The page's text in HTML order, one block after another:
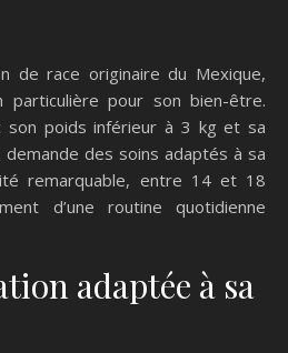
de race originaire du Mexique,
particulière pour son bien-être.
son poids inférieur à 3 kg et sa
des soins adaptés à sa
remarquable, entre 14 et 18
d’une routine quotidienne
adaptée à sa